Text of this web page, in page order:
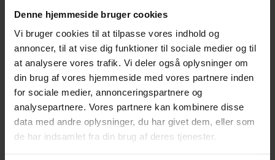
Denne hjemmeside bruger cookies
Vi bruger cookies til at tilpasse vores indhold og
annoncer, til at vise dig funktioner til sociale medier og til
at analysere vores trafik. Vi deler også oplysninger om
din brug af vores hjemmeside med vores partnere inden
for sociale medier, annonceringspartnere og
analysepartnere. Vores partnere kan kombinere disse
data med andre oplysninger, du har givet dem, eller som
de har indsamlet fra din brug af deres tjenester.
2
Ekstra dyb bradepande
1
Grillrist
1